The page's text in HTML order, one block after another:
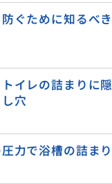
ぐために知るべ
イレの詰まりに
穴
力で浴槽の詰ま